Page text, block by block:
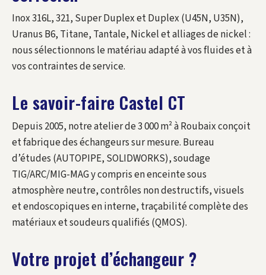
Inox 316L, 321, Super Duplex et Duplex (U45N, U35N),
Uranus B6, Titane, Tantale, Nickel et alliages de nickel :
nous sélectionnons le matériau adapté à vos fluides et à
vos contraintes de service.
Le savoir-faire Castel CT
Depuis 2005, notre atelier de 3 000 m² à Roubaix conçoit
et fabrique des échangeurs sur mesure. Bureau
d’études (AUTOPIPE, SOLIDWORKS), soudage
TIG/ARC/MIG-MAG y compris en enceinte sous
atmosphère neutre, contrôles non destructifs, visuels
et endoscopiques en interne, traçabilité complète des
matériaux et soudeurs qualifiés (QMOS).
Votre projet d’échangeur ?